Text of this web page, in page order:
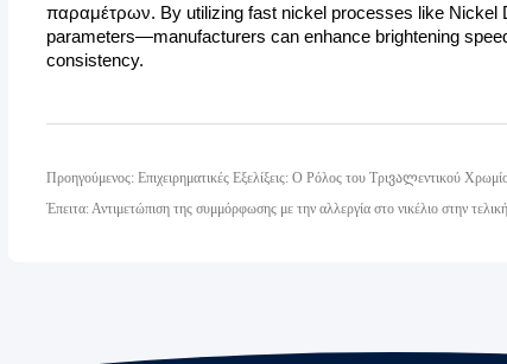
παραμέτρων. By utilizing fast nickel processes like
parameters—manufacturers can enhance brightening
consistency.